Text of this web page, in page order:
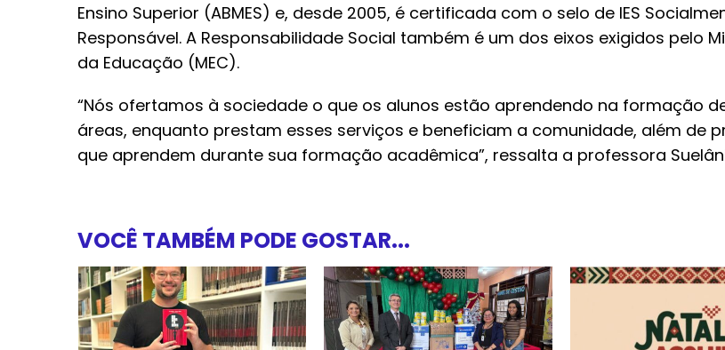
Ensino Superior (ABMES) e, desde 2005, é certificada com o selo de IES
Responsável. A Responsabilidade Social também é um dos eixos exigidos pelo
da Educação (MEC).
“Nós ofertamos à sociedade o que os alunos estão aprendendo na formação
áreas, enquanto prestam esses serviços e beneficiam a comunidade, além de
que aprendem durante sua formação acadêmica”, ressalta a professora
VOCÊ TAMBÉM PODE GOSTAR...